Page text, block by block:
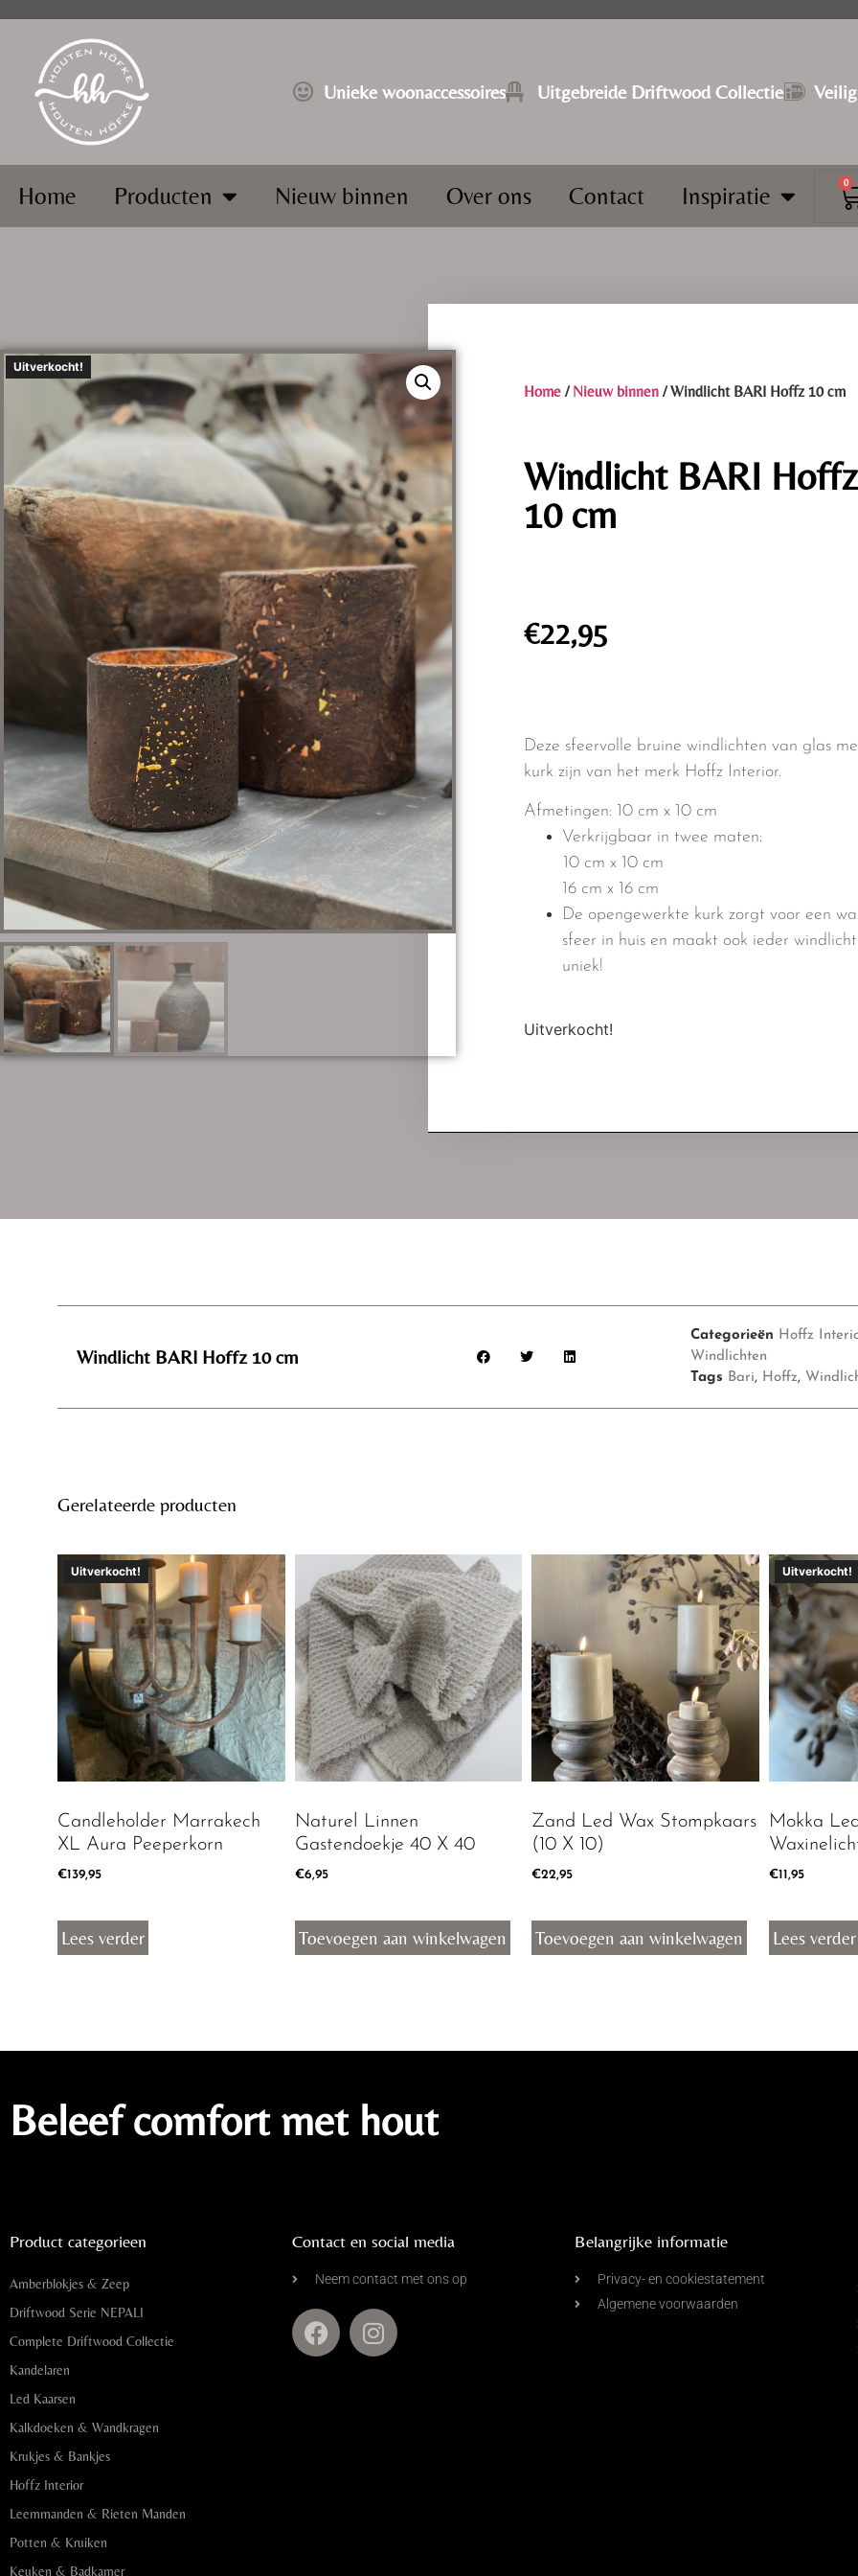
⁠Unieke woonaccessoires ⁠Uitgebreide Driftwood Collectie
Home Producten Nieuw binnen Over ons Contact Inspiratie 0
Uitverkocht!
Home /Nieuw binnen / Windlicht BARI Hoffz 10 cm
Windlicht BARI Hoffz
10 cm
€22,95
Deze sfeervolle bruine windlichten van glas
kurk zijn van het merk Hoffz Interior.
Afmetingen: 10 cm x 10 cm
Verkrijgbaar in twee maten:
10 cm x 10 cm
16 cm x 16 cm
De opengewerkte kurk zorgt voor een
sfeer in huis en maakt ook ieder windlicht
uniek!
Uitverkocht!
Windlicht BARI Hoffz 10 cm
Categorieën Hoffz
Windlichten
Tags Bari, Hoffz,
Gerelateerde producten
Uitverkocht!
Candleholder Marrakech
XL Aura Peeperkorn
€139,95
Lees verder
Naturel Linnen
Gastendoekje 40 X 40
€6,95
Toevoegen aan winkelwagen
Zand Led Wax Stompkaars
(10 X 10)
€22,95
Toevoegen aan winkelwagen
Uitverkocht!
Mokka
€11,95
Lees verder
Beleef comfort met hout
Product categorieen
Amberblokjes & Zeep
Driftwood Serie NEPALI
Complete Driftwood Collectie
Kandelaren
Led Kaarsen
Kalkdoeken & Wandkragen
Krukjes & Bankjes
Hoffz Interior
Leemmanden & Rieten Manden
Potten & Kruiken
Keuken & Badkamer
Contact en social media
Neem contact met ons op
Belangrijke informatie
Privacy- en cookiestatement
Algemene voorwaarden